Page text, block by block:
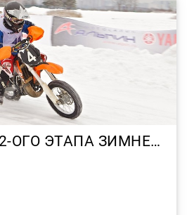
ФОТОГРАФИИ 2-ОГО ЭТАПА ЗИМНЕГО КУБКА RRG-MOTORRIKA 2012